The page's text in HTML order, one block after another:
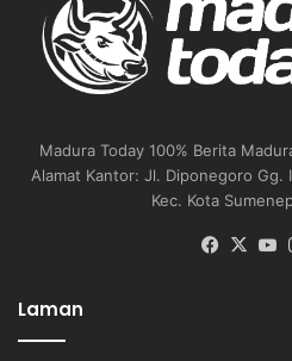
Madura Today 100% Berita
Alamat Kantor: Jl. Diponegoro Gg.
Kec. Kota
X
Laman